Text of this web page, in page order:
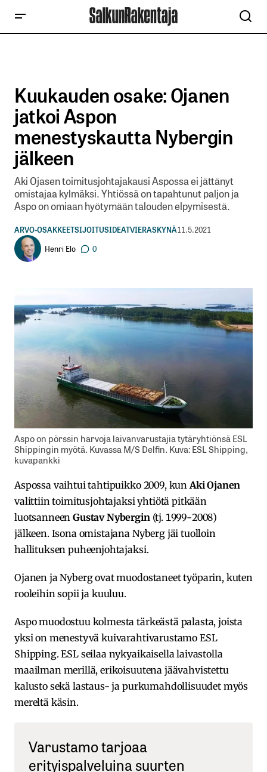
Kuukauden osake: Ojanen
jatkoi Aspon
menestyskautta Nybergin
jälkeen
Aki Ojasen toimitusjohtajakausi Aspossa ei jättänyt
omistajaa kylmäksi. Yhtiössä on tapahtunut paljon ja
Aspo on omiaan hyötymään talouden elpymisestä.
ARVO-OSAKKEETSIJOITUSIDEATVIERASKYNÄ11.5.2021
Henri Elo
0
Aspo on pörssin harvoja laivanvarustajia tytäryhtiönsä ESL
Shippingin myötä. Kuvassa M/S Delfin. Kuva: ESL Shipping,
kuvapankki
Aspossa vaihtui tahtipuikko 2009, kun Aki Ojanen
valittiin toimitusjohtajaksi yhtiötä pitkään
luotsanneenGustav Nybergin (tj. 1999-2008)
jälkeen. Isona omistajana Nyberg jäi tuolloin
hallituksen puheenjohtajaksi.
Ojanen ja Nyberg ovat muodostaneet työparin, kuten
rooleihin sopii ja kuuluu.
Aspo muodostuu kolmesta tärkeästä palasta, joista
yksi on menestyvä kuivarahtivarustamo ESL
Shipping. ESL seilaa nykyaikaisella laivastolla
maailman merillä, erikoisuutena jäävahvistettu
kalusto sekä lastaus- ja purkumahdollisuudet myös
mereltä käsin.
Varustamo tarjoaa
erityispalveluina suurten